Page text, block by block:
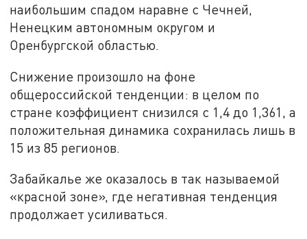
наибольшим спадом наравне с Чечней,
Ненецким автономным округом и
Оренбургской областью.
Снижение произошло на фоне
общероссийской тенденции: в целом по
стране коэффициент снизился с 1,4 до 1,361, а
положительная динамика сохранилась лишь в
15 из 85 регионов.
Забайкалье же оказалось в так называемой
«красной зоне», где негативная тенденция
продолжает усиливаться.